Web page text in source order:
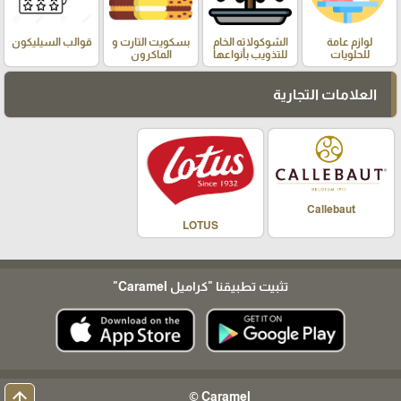
لوازم عامة
للحلويات
الشوكولاته الخام
للتذويب بأنواعها
بسكويت التارت و
الماكرون
قوالب السيليكون
العلامات التجارية
Callebaut
LOTUS
تثبيت تطبيقنا "كراميل Caramel"
Caramel ©